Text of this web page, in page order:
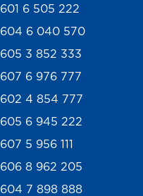
601 6 505 222
604 6 040 570
605 3 852 333
607 6 976 777
602 4 854 777
605 6 945 222
607 5 956 111
606 8 962 205
604 7 898 888